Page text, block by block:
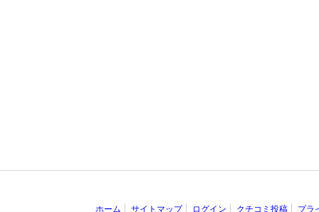
ホーム サイトマップ ログイン クチコミ投稿 プラ